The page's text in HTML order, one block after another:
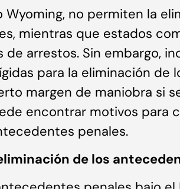
no permiten la
mientras que estados
de arrestos. Sin embargo,
para la eliminación de
margen de maniobra si
encontrar motivos para
penales.
de los